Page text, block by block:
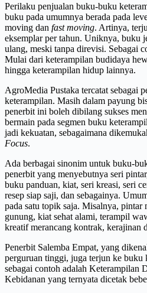
Perilaku penjualan buku-buku
buku pada umumnya berada pada
moving dan fast moving. Artinya,
eksemplar per tahun. Uniknya, buku
ulang, meski tanpa direvisi. Sebagai
Mulai dari keterampilan budidaya
hingga keterampilan hidup lainnya.
AgroMedia Pustaka tercatat sebagai
keterampilan. Masih dalam payung
penerbit ini boleh dibilang sukses
bermain pada segmen buku
jadi kekuatan, sebagaimana
Focus.
Ada berbagai sinonim untuk buku-
penerbit yang menyebutnya seri
buku panduan, kiat, seri kreasi, seri
resep siap saji, dan sebagainya.
pada satu topik saja. Misalnya, pintar
gunung, kiat sehat alami, terampil
kreatif merancang kontrak, kerajinan
Penerbit Salemba Empat, yang
perguruan tinggi, juga terjun ke buku
sebagai contoh adalah Keterampilan
Kebidanan yang ternyata dicetak